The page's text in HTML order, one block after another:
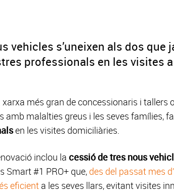
vehicles s’uneixen als dos
professionals en les visites
xarxa més gran de concessionaris i
amb malalties greus i les seves famílies,
en les visites domiciliàries.
inclou la cessió de tres nous
Smart #1 PRO+ que, des del passat mes
eficient a les seves llars, evitant visites